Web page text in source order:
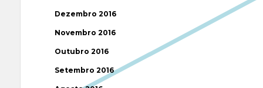
Dezembro 2016
Novembro 2016
Outubro 2016
Setembro 2016